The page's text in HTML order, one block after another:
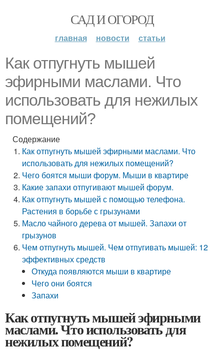
САД И ОГОРОД
главная новости статьи
Как отпугнуть мышей
эфирными маслами. Что
использовать для нежилых
помещений?
Содержание
Как отпугнуть мышей эфирными маслами. Что
использовать для нежилых помещений?
Чего боятся мыши форум. Мыши в квартире
Какие запахи отпугивают мышей форум.
Как отпугнуть мышей с помощью телефона.
Растения в борьбе с грызунами
Масло чайного дерева от мышей. Запахи от
грызунов
Чем отпугнуть мышей. Чем отпугивать мышей: 12
эффективных средств
Откуда появляются мыши в квартире
Чего они боятся
Запахи
Как отпугнуть мышей эфирными
маслами. Что использовать для
нежилых помещений?